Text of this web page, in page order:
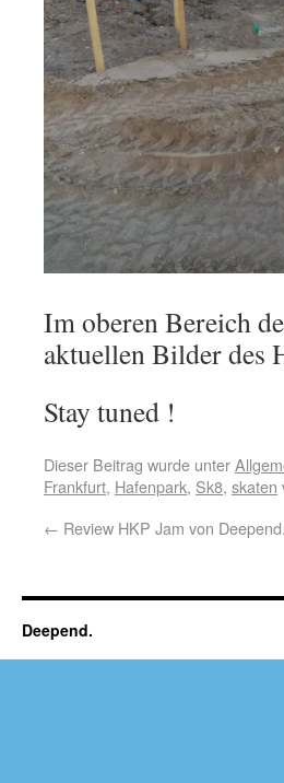
Im oberen Bereich
aktuellen Bilder des
Stay tuned !
Dieser Beitrag wurde unter
Frankfurt, Hafenpark, Sk8, skaten
← Review HKP Jam von
Deepend.